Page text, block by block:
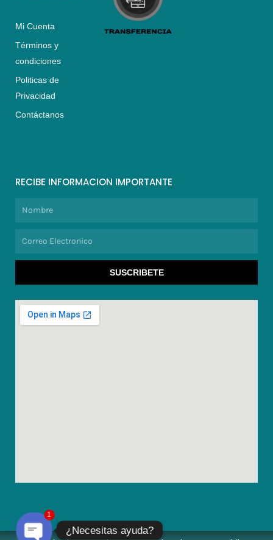
Mi Cuenta
Términos y
condiciones
Politicas de
Privacidad
Contáctanos
RECIBE INFORMACION IMPORTANTE
SUSCRIBETE
¿Necesitas ayuda?
1